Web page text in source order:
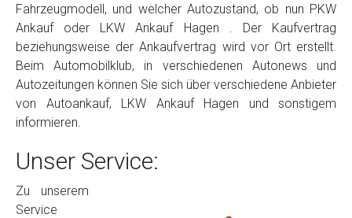
Fahrzeugmodell, und welcher Autozustand, ob nun PKW
Ankauf oder LKW Ankauf Hagen . Der Kaufvertrag
beziehungsweise der Ankaufvertrag wird vor Ort erstellt.
Beim Automobilklub, in verschiedenen Autonews und
Autozeitungen können Sie sich über verschiedene Anbieter
von Autoankauf, LKW Ankauf Hagen und sonstigem
informieren.
Unser Service:
Zu unserem
Service